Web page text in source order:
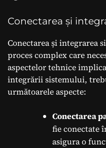
Conectarea și
Conectarea și integrarea
proces complex care
aspectelor tehnice
integrării sistemului,
următoarele aspecte:
Conectarea
fie conectate
asigura o